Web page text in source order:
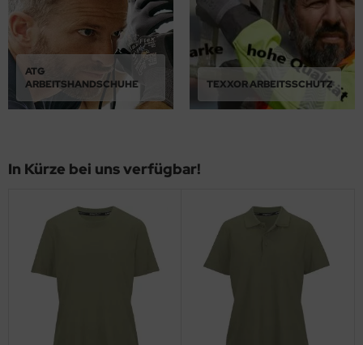
ATG
ARBEITSHANDSCHUHE
TEXXOR ARBEITSSCHUTZ
In Kürze bei uns verfügbar!